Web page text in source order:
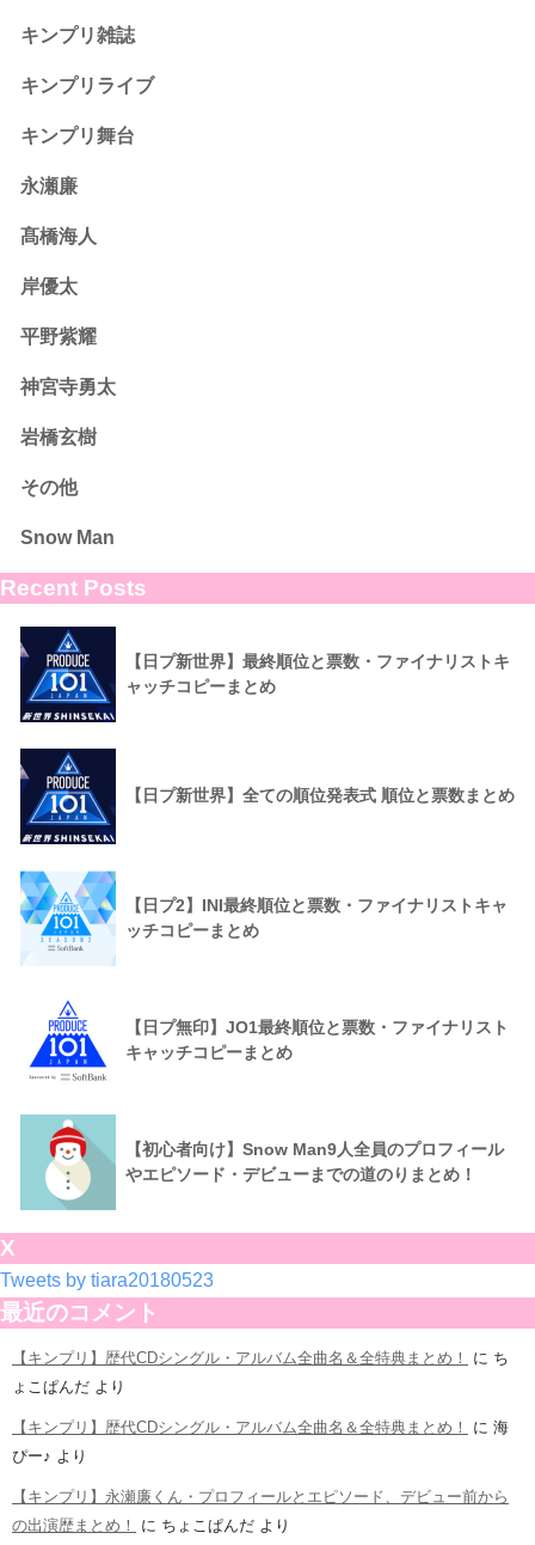
キンプリ雑誌
キンプリライブ
キンプリ舞台
永瀬廉
髙橋海人
岸優太
平野紫耀
神宮寺勇太
岩橋玄樹
その他
Snow Man
Recent Posts
【日プ新世界】最終順位と票数・ファイナリストキ
ャッチコピーまとめ
【日プ新世界】全ての順位発表式 順位と票数まとめ
【日プ2】INI最終順位と票数・ファイナリストキャ
ッチコピーまとめ
【日プ無印】JO1最終順位と票数・ファイナリスト
キャッチコピーまとめ
【初心者向け】Snow Man9人全員のプロフィール
やエピソード・デビューまでの道のりまとめ！
X
Tweets by tiara20180523
最近のコメント
【キンプリ】歴代CDシングル・アルバム全曲名＆全特典まとめ！ に ち
ょこぱんだ より
【キンプリ】歴代CDシングル・アルバム全曲名＆全特典まとめ！ に 海
ぴー♪ より
【キンプリ】永瀬廉くん・プロフィールとエピソード、デビュー前から
の出演歴まとめ！
に ちょこぱんだ より